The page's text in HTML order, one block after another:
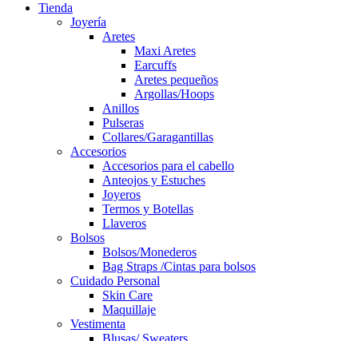
Tienda
Joyería
Aretes
Maxi Aretes
Earcuffs
Aretes pequeños
Argollas/Hoops
Anillos
Pulseras
Collares/Garagantillas
Accesorios
Accesorios para el cabello
Anteojos y Estuches
Joyeros
Termos y Botellas
Llaveros
Bolsos
Bolsos/Monederos
Bag Straps /Cintas para bolsos
Cuidado Personal
Skin Care
Maquillaje
Vestimenta
Blusas/ Sweaters